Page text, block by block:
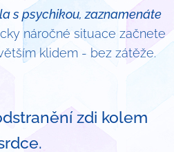
s psychikou, zaznamenáte
náročné situace začnete
klidem - bez zátěže.
zdi kolem